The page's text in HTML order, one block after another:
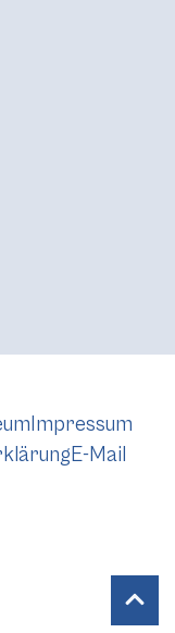
Impressum
E-Mail